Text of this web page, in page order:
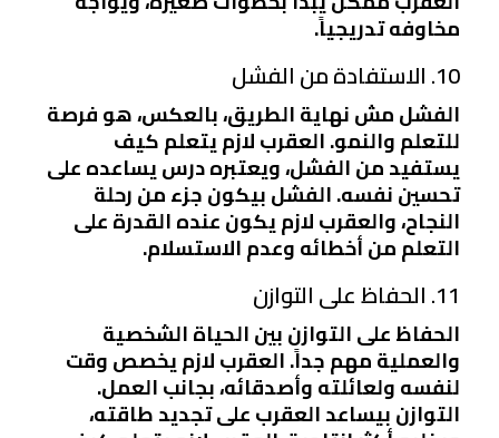
مخاوفه تدريجياً.
10. الاستفادة من الفشل
الفشل مش نهاية الطريق، بالعكس، هو فرصة
للتعلم والنمو. العقرب لازم يتعلم كيف
يستفيد من الفشل، ويعتبره درس يساعده على
تحسين نفسه. الفشل بيكون جزء من رحلة
النجاح، والعقرب لازم يكون عنده القدرة على
التعلم من أخطائه وعدم الاستسلام.
11. الحفاظ على التوازن
الحفاظ على التوازن بين الحياة الشخصية
والعملية مهم جداً. العقرب لازم يخصص وقت
لنفسه ولعائلته وأصدقائه، بجانب العمل.
التوازن بيساعد العقرب على تجديد طاقته،